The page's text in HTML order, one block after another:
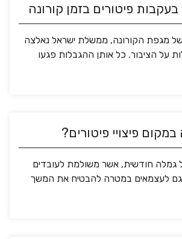
בעקבות פיטורים בזמן קורונה
מגפת הקורונה, ממשלת ישראל נאלצה
על הציבור. כל אותן ההגבלות פגעו
פיצויי פיטורים?
גמלה חודשית, אשר משולמת לעובדים
גם לעצמאים במטרה להבטיח את המשך